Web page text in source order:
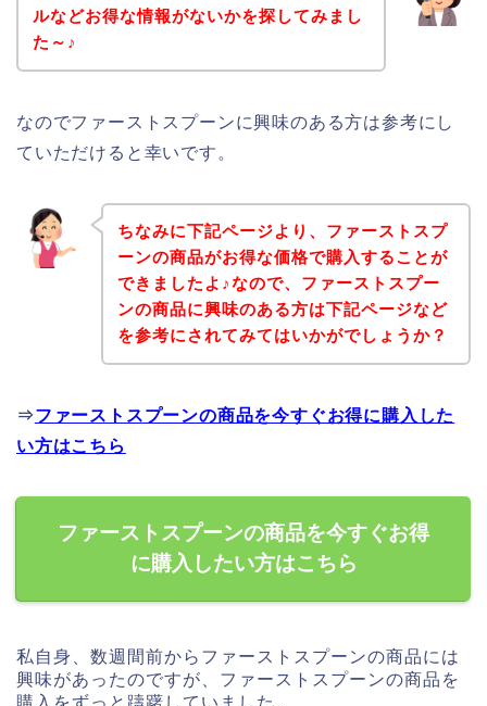
ルなどお得な情報がないかを探してみまし
た～♪
なのでファーストスプーンに興味のある方は参考にし
ていただけると幸いです。
ちなみに下記ページより、ファーストスプ
ーンの商品がお得な価格で購入することが
できましたよ♪なので、ファーストスプー
ンの商品に興味のある方は下記ページなど
を参考にされてみてはいかがでしょうか？
⇒ファーストスプーンの商品を今すぐお得に購入した
い方はこちら
ファーストスプーンの商品を今すぐお得
に購入したい方はこちら
私自身、数週間前からファーストスプーンの商品には
興味があったのですが、ファーストスプーンの商品を